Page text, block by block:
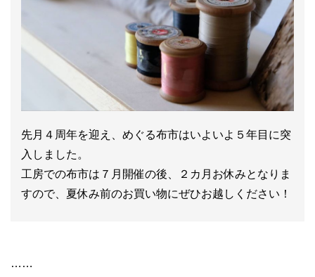
先月４周年を迎え、めぐる布市はいよいよ５年目に突
入しました。
工房での布市は７月開催の後、２カ月お休みとなりま
すので、夏休み前のお買い物にぜひお越しください！
……